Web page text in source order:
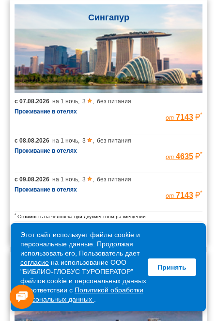
Сингапур
с 07.08.2026 на 1 ночь 3
без питания
Проживание в отелях
от 7143 *
с 08.08.2026 на 1 ночь 3
без питания
Проживание в отелях
от 4635 *
с 09.08.2026 на 1 ночь 3
без питания
Проживание в отелях
от 7143 *
* Стоимость на человека при двухместном размещении
Армения
Этот сайт использует файлы cookie и
персональные данные. Продолжая
использовать его, Пользователь дает
согласие на использование ООО
"БИБЛИО-ГЛОБУС ТУРОПЕРАТОР"
файлов cookie и персональных данных
в соответствии с Политикой обработки
персональных данных
Принять